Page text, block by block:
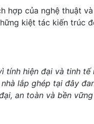
hợp của nghệ thuật
kiệt tác kiến trúc
tính hiện đại và tinh
lắp ghép tại đây
an toàn và bền